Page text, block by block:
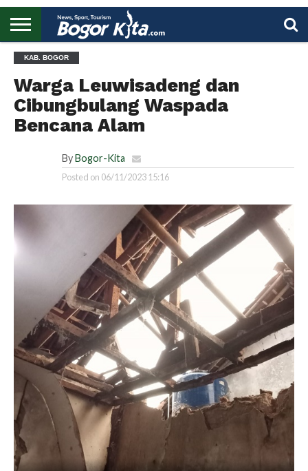
BOGOR
REGIONAL
NASIONAL
PENDIDIKAN
WISATA
OLAHRAGA
LAPORAN
PROFIL
KAB. BOGOR
Warga Leuwisadeng dan
Cibungbulang Waspada
Bencana Alam
By Bogor-Kita
Posted on 06/11/2023 15:16